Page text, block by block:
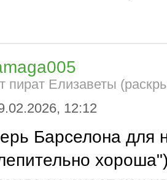
пират Елизаветы
12:12
Барселона для